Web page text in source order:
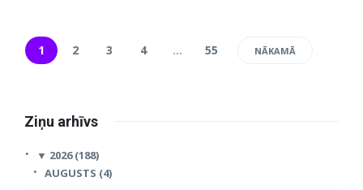
1 2 3 4 … 55 NĀKAMĀ
Ziņu arhīvs
▼ 2026 (188)
AUGUSTS (4)